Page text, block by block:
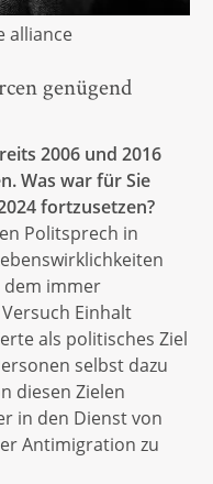
alliance
genügend
2006 und 2016
Was war für Sie
fortzusetzen?
Politsprech in
dem immer
Einhalt
als politisches Ziel
selbst dazu
diesen Zielen
in den Dienst von
Antimigration zu